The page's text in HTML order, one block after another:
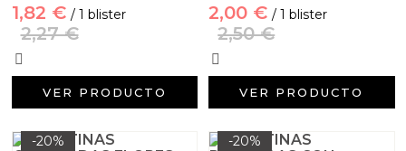
1,82 € / 1 blister
2,27 €
VER PRODUCTO
2,00 € / 1 blister
2,50 €
VER PRODUCTO
-20% -20%